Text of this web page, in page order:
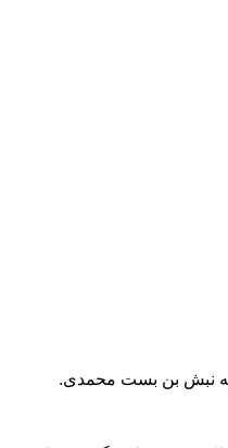
نبش بن بست محمدی.